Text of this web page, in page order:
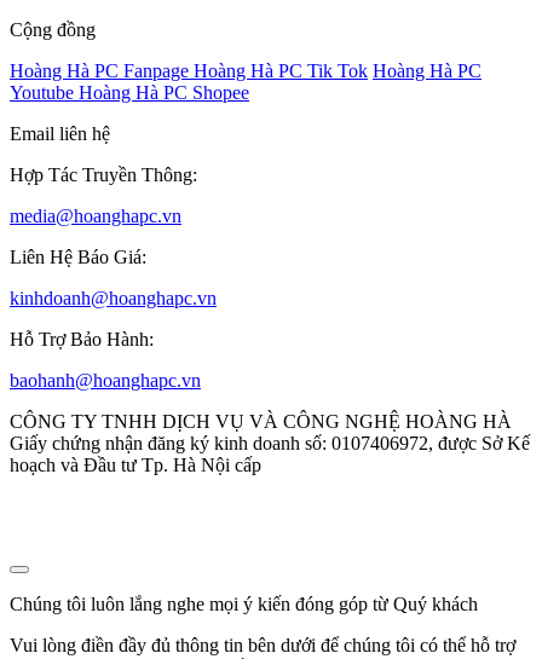
Cộng đồng
Hoàng Hà PC Fanpage Hoàng Hà PC Tik Tok Hoàng Hà PC
Youtube Hoàng Hà PC Shopee
Email liên hệ
Hợp Tác Truyền Thông:
media@hoanghapc.vn
Liên Hệ Báo Giá:
kinhdoanh@hoanghapc.vn
Hỗ Trợ Bảo Hành:
baohanh@hoanghapc.vn
CÔNG TY TNHH DỊCH VỤ VÀ CÔNG NGHỆ HOÀNG HÀ
Giấy chứng nhận đăng ký kinh doanh số: 0107406972, được Sở Kế
hoạch và Đầu tư Tp. Hà Nội cấp
Chúng tôi luôn lắng nghe mọi ý kiến đóng góp từ Quý khách
Vui lòng điền đầy đủ thông tin bên dưới để chúng tôi có thể hỗ trợ